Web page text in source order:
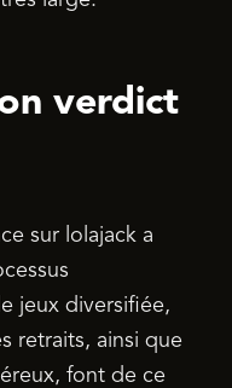
verdict
sur lolajack a
jeux diversifiée,
retraits, ainsi que
font de ce